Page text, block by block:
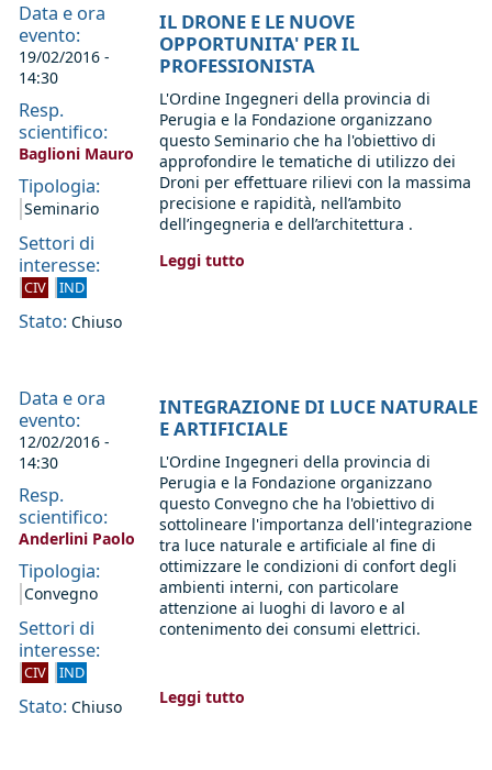
Data e ora
evento:
19/02/2016 -
14:30
Resp.
scientifico:
Baglioni Mauro
Tipologia:
Seminario
Settori di
interesse:
CIV IND
Stato: Chiuso
IL DRONE E LE NUOVE
OPPORTUNITA' PER IL
PROFESSIONISTA
L'Ordine Ingegneri della provincia di
Perugia e la Fondazione organizzano
questo Seminario che ha l'obiettivo di
approfondire le tematiche di utilizzo dei
Droni per effettuare rilievi con la massima
precisione e rapidità, nell’ambito
dell’ingegneria e dell’architettura .
Leggi tutto
Data e ora
evento:
12/02/2016 -
14:30
Resp.
scientifico:
Anderlini Paolo
Tipologia:
Convegno
Settori di
interesse:
CIV IND
Stato: Chiuso
INTEGRAZIONE DI LUCE NATURALE
E ARTIFICIALE
L'Ordine Ingegneri della provincia di
Perugia e la Fondazione organizzano
questo Convegno che ha l'obiettivo di
sottolineare l'importanza dell'integrazione
tra luce naturale e artificiale al fine di
ottimizzare le condizioni di confort degli
ambienti interni, con particolare
attenzione ai luoghi di lavoro e al
contenimento dei consumi elettrici.
Leggi tutto